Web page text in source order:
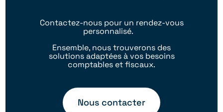
Contactez-nous pour un rendez-vous
personnalisé.
Ensemble, nous trouverons des
solutions adaptées à vos besoins
comptables et fiscaux.
Nous contacter